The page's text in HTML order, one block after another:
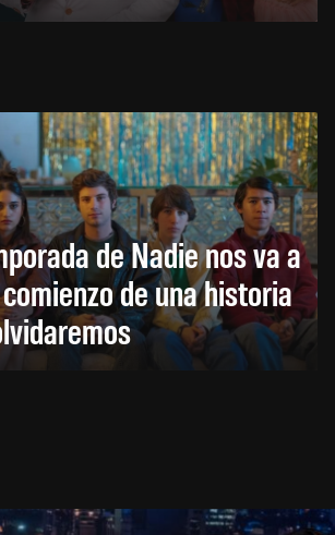
de Nadie nos va a
de una historia